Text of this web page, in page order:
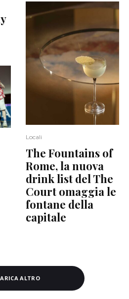
Locali
The Fountains of
Rome, la nuova
drink list del The
Court omaggia le
fontane della
capitale
ALTRO